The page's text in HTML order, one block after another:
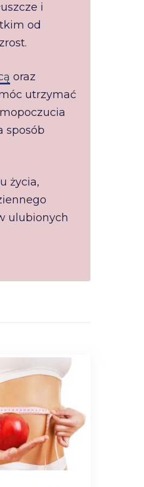
i
od
oraz
utrzymać
sposób
życia,
ulubionych